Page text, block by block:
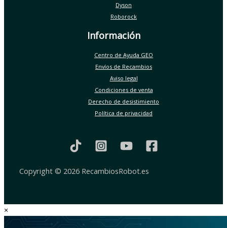
Dyson
Roborock
Información
Centro de Ayuda GEO
Envíos de Recambios
Aviso legal
Condiciones de venta
Derecho de desistimiento
Política de privacidad
Copyright © 2026 RecambiosRobot.es
×